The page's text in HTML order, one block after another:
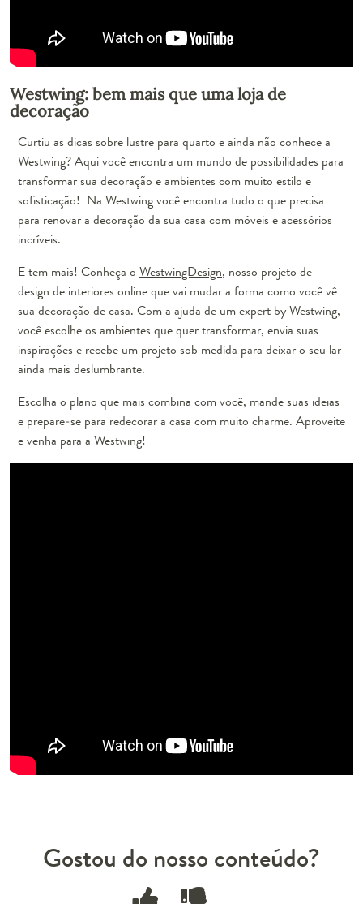
Westwing: bem mais que uma loja de
decoração
Curtiu as dicas sobre lustre para quarto e ainda não conhece a
Westwing? Aqui você encontra um mundo de possibilidades para
transformar sua decoração e ambientes com muito estilo e
sofisticação! Na Westwing você encontra tudo o que precisa
para renovar a decoração da sua casa com móveis e acessórios
incríveis.
E tem mais! Conheça o WestwingDesign, nosso projeto de
design de interiores online que vai mudar a forma como você vê
sua decoração de casa. Com a ajuda de um expert by Westwing,
você escolhe os ambientes que quer transformar, envia suas
inspirações e recebe um projeto sob medida para deixar o seu lar
ainda mais deslumbrante.
Escolha o plano que mais combina com você, mande suas ideias
e prepare-se para redecorar a casa com muito charme. Aproveite
e venha para a Westwing!
Gostou do nosso conteúdo?